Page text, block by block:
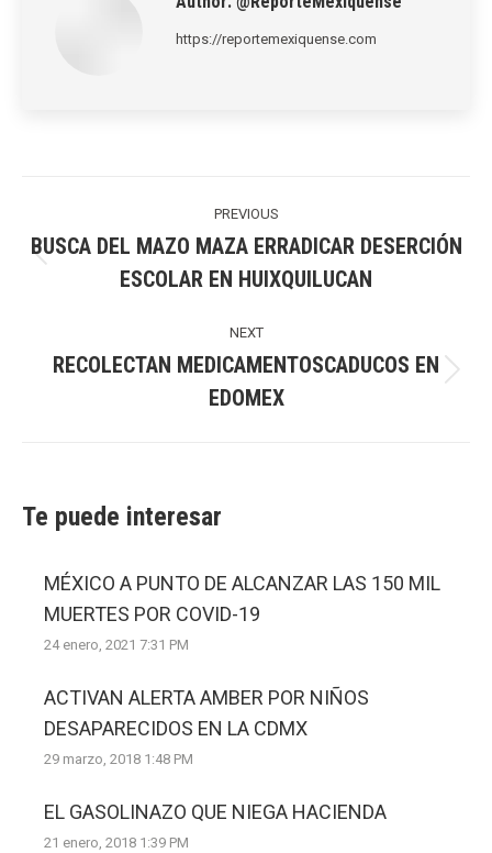
https://reportemexiquense.com
PREVIOUS
post:
BUSCA DEL MAZO MAZA ERRADICAR DESERCIÓN
ESCOLAR EN HUIXQUILUCAN
NEXT
post:
RECOLECTAN MEDICAMENTOSCADUCOS EN
EDOMEX
Te puede interesar
MÉXICO A PUNTO DE ALCANZAR LAS 150 MIL
MUERTES POR COVID-19
24 enero, 2021 7:31 PM
ACTIVAN ALERTA AMBER POR NIÑOS
DESAPARECIDOS EN LA CDMX
29 marzo, 2018 1:48 PM
EL GASOLINAZO QUE NIEGA HACIENDA
21 enero, 2018 1:39 PM